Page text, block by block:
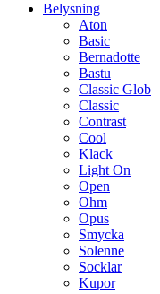
Belysning
Aton
Basic
Bernadotte
Bastu
Classic Glob
Classic
Contrast
Cool
Klack
Light On
Open
Ohm
Opus
Smycka
Solenne
Socklar
Kupor